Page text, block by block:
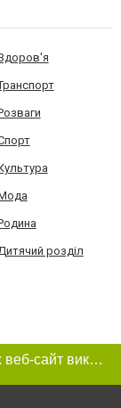
розділ
Цей сайт використовує «cookies». Також веб-сайт використовує інтернет-сервіс для збору технічних даних стосовно відвідувачів з метою отримання маркетингової та статистичної інформації. Умови обробки даних відвідувачів сайту див.